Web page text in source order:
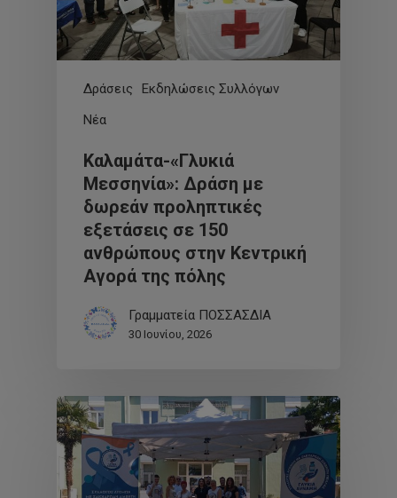
Δράσεις
Εκδηλώσεις Συλλόγων
Νέα
Καλαμάτα-«Γλυκιά
Μεσσηνία»: Δράση με
δωρεάν προληπτικές
εξετάσεις σε 150
ανθρώπους στην Κεντρική
Αγορά της πόλης
Γραμματεία ΠΟΣΣΑΣΔΙΑ
30 Ιουνίου, 2026